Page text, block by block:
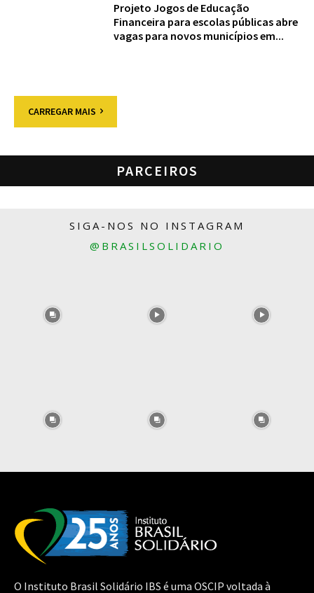
Projeto Jogos de Educação
Financeira para escolas públicas abre
vagas para novos municípios em...
CARREGAR MAIS
PARCEIROS
SIGA-NOS NO INSTAGRAM
@BRASILSOLIDARIO
O Instituto Brasil Solidário IBS é uma OSCIP voltada à